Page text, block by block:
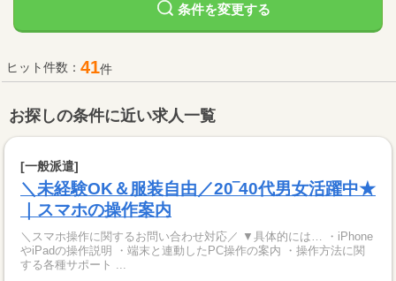
条件を変更する
ヒット件数： 41件
お探しの条件に近い求人一覧
[一般派遣]
＼未経験OK＆服装自由／20‾40代男女活躍中★
｜スマホの操作案内
＼スマホ操作に関するお問い合わせ対応／ ▼具体的には… ・iPhone
やiPadの操作説明 ・端末と連動したPC操作の案内 ・操作方法に関
する各種サポート ...